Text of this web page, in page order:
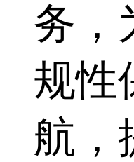
务，
规性
航，